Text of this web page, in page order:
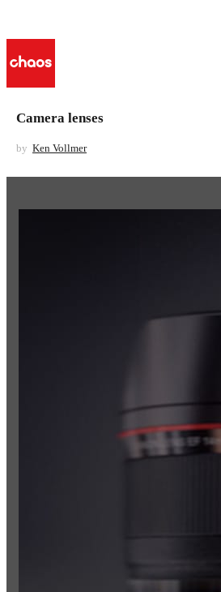
Camera lenses
by Ken Vollmer